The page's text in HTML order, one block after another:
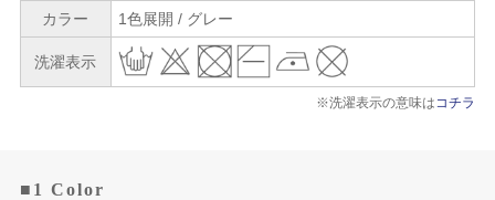
カラー 1色展開 / グレー
洗濯表示
※洗濯表示の意味は コチラ
■1 Color